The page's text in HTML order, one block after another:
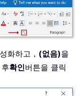
화하고， (없음)을
확인버튼을 클릭